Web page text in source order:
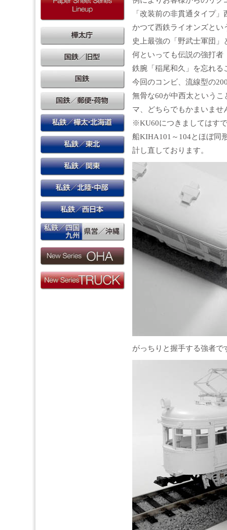
「改装前の非貫通タイプ
かつて西鉄ライオンズと
史上最強の「野武士軍団」
何といっても伝説の強打者
鉄腕「稲尾和久」を忘れる
今回のコンビ、流線型の
無骨な60が中西太という
マ、どちらでもかまいませ
※KU60につきましてはす
船KIHA101～104とほぼ同
計し直しております。
がっちりと握手する強者で